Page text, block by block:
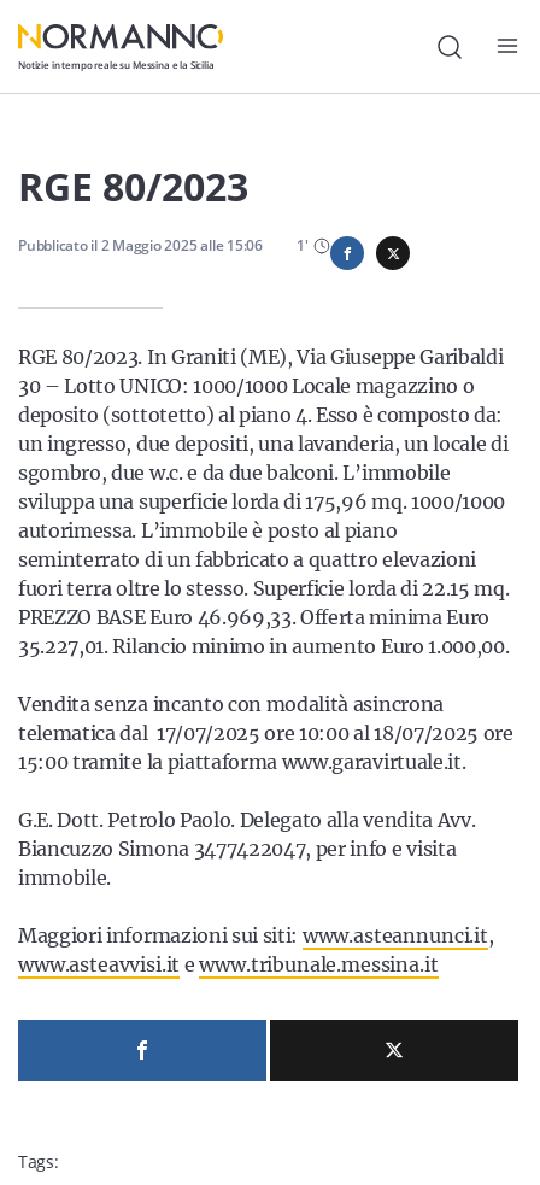
Notizie in tempo reale su Messina e la Sicilia
Cronaca
Politica
Cultura
Lavoro
Società
Economia
Sport
Sicilia
nostra newsletter
Iscriviti
RGE 80/2023
Pubblicato il2 Maggio 2025alle15:06 1'
RGE 80/2023. In Graniti (ME), Via Giuseppe Garibaldi
30 – Lotto UNICO: 1000/1000 Locale magazzino o
deposito (sottotetto) al piano 4. Esso è composto da:
un ingresso, due depositi, una lavanderia, un locale di
sgombro, due w.c. e da due balconi. L’immobile
sviluppa una superficie lorda di 175,96 mq. 1000/1000
autorimessa. L’immobile è posto al piano
seminterrato di un fabbricato a quattro elevazioni
fuori terra oltre lo stesso. Superficie lorda di 22.15 mq.
PREZZO BASE Euro 46.969,33. Offerta minima Euro
35.227,01. Rilancio minimo in aumento Euro 1.000,00.
Vendita senza incanto con modalità asincrona
telematica dal 17/07/2025 ore 10:00 al 18/07/2025 ore
15:00 tramite la piattaforma www.garavirtuale.it.
G.E. Dott. Petrolo Paolo. Delegato alla vendita Avv.
Biancuzzo Simona 3477422047, per info e visita
immobile.
Maggiori informazioni sui siti: www.asteannunci.it,
www.asteavvisi.it ewww.tribunale.messina.it
Tags: